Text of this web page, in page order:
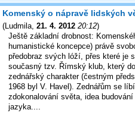
Komenský o nápravě lidských
(Ludmila 21. 4. 2012 20:12)
Ještě základní drobnost:
humanistické koncepce) právě
předobraz svých lóží, přes které je
současný tzv. Římský klub, který
zednářský charakter (čestným
1968 byl V. Havel). Zednářům se
zdokonalování světa, idea
jazyka....